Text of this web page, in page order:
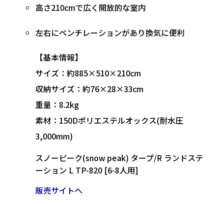
高さ210cmで広く開放的な室内
左右にベンチレーションがあり換気に便利
【基本情報】
サイズ：約885×510×210cm
収納サイズ：約76×28×33cm
重量：8.2kg
素材：150Dポリエステルオックス(耐水圧
3,000mm)
スノーピーク(snow peak) タープ/R ランドステ
ーション L TP-820 [6-8人用]
販売サイトへ